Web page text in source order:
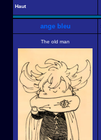
Haut
ange bleu
The old man